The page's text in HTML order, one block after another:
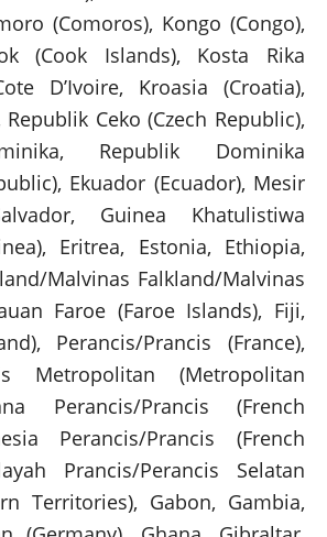
(Comoros), Kongo (Congo),
(Cook Islands), Kosta Rika
D’Ivoire, Kroasia (Croatia),
Ceko (Czech Republic),
Republik Dominika
Ekuador (Ecuador), Mesir
Guinea Khatulistiwa
Eritrea, Estonia, Ethiopia,
Malvinas Falkland/Malvinas
Faroe (Faroe Islands), Fiji,
Perancis/Prancis (France),
Metropolitan (Metropolitan
Perancis/Prancis (French
Perancis/Prancis (French
Prancis/Perancis Selatan
Territories), Gabon, Gambia,